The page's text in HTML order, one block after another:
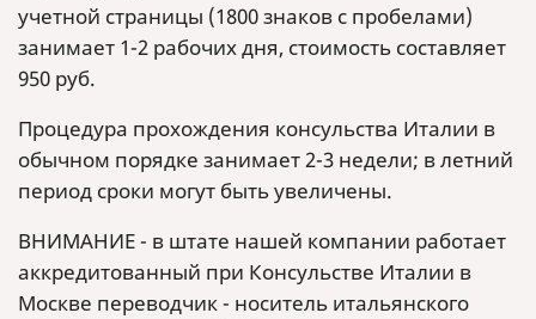
учетной страницы (1800 знаков с пробелами)
занимает 1-2 рабочих дня, стоимость составляет
950 руб.
Процедура прохождения консульства Италии в
обычном порядке занимает 2-3 недели; в летний
период сроки могут быть увеличены.
ВНИМАНИЕ - в штате нашей компании работает
аккредитованный при Консульстве Италии в
Москве переводчик - носитель итальянского